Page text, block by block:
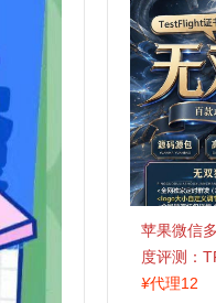
苹果微信
度评测：
拍卡激活
¥代理12